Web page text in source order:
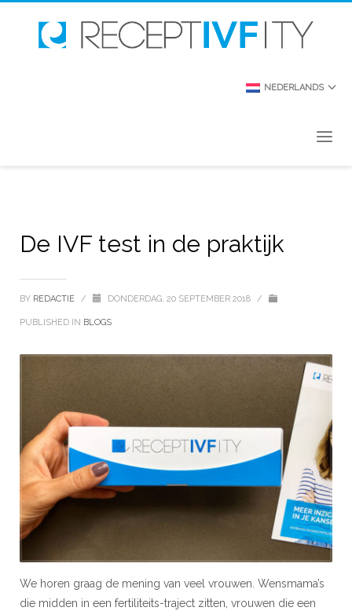
NEDERLANDS
De IVF test in de praktijk
BY REDACTIE / DONDERDAG, 20 SEPTEMBER 2018 /
PUBLISHED IN BLOGS
We horen graag de mening van veel vrouwen. Wensmama’s
die midden in een fertiliteits-traject zitten, vrouwen die een